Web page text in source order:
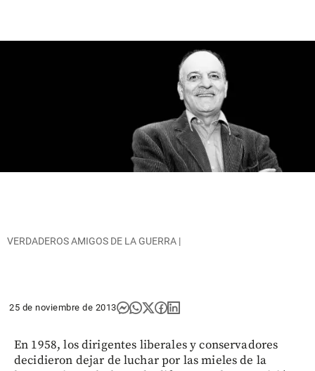
VERDADEROS AMIGOS DE LA GUERRA |
25 de noviembre de 2013
En 1958, los dirigentes liberales y conservadores
decidieron dejar de luchar por las mieles de la